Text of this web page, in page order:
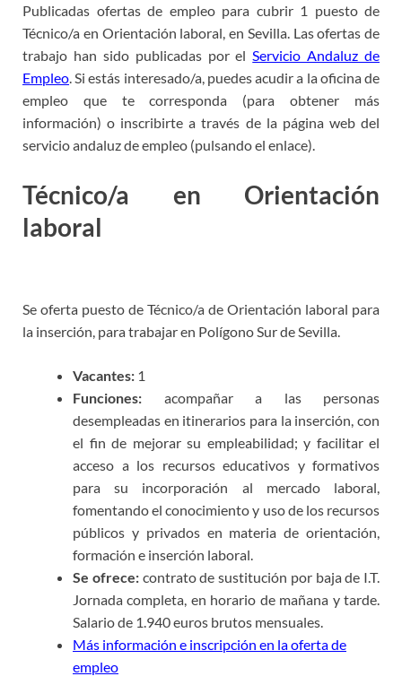
Publicadas ofertas de empleo para cubrir 1 puesto de
Técnico/a en Orientación laboral, en Sevilla. Las ofertas de
trabajo han sido publicadas por el Servicio Andaluz de
Empleo . Si estás interesado/a, puedes acudir a la oficina de
empleo que te corresponda (para obtener más
información) o inscribirte a través de la página web del
servicio andaluz de empleo (pulsando el enlace).
Técnico/a en Orientación
laboral
Se oferta puesto de Técnico/a de Orientación laboral para
la inserción, para trabajar en Polígono Sur de Sevilla.
Vacantes: 1
Funciones: acompañar a las personas
desempleadas en itinerarios para la inserción, con
el fin de mejorar su empleabilidad; y facilitar el
acceso a los recursos educativos y formativos
para su incorporación al mercado laboral,
fomentando el conocimiento y uso de los recursos
públicos y privados en materia de orientación,
formación e inserción laboral.
Se ofrece:contrato de sustitución por baja de I.T.
Jornada completa, en horario de mañana y tarde.
Salario de 1.940 euros brutos mensuales.
Más información e inscripción en la oferta de
empleo